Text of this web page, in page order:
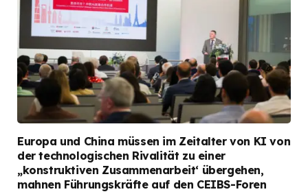
Europa und China müssen im Zeitalter von KI von
der technologischen Rivalität zu einer
„konstruktiven Zusammenarbeit‘ übergehen,
mahnen Führungskräfte auf den CEIBS-Foren